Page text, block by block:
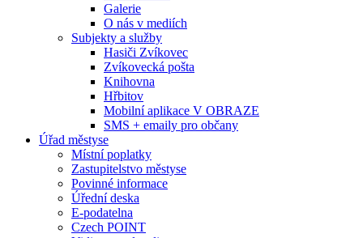
Galerie
O nás v mediích
Subjekty a služby
Hasiči Zvíkovec
Zvíkovecká pošta
Knihovna
Hřbitov
Mobilní aplikace V OBRAZE
SMS + emaily pro občany
Úřad městyse
Místní poplatky
Zastupitelstvo městyse
Povinné informace
Úřední deska
E-podatelna
Czech POINT